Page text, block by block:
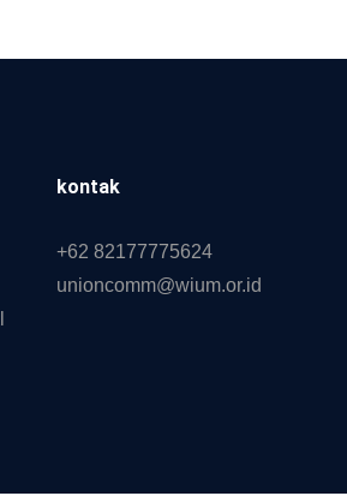
kontak
+62 82177775624
unioncomm@wium.or.id